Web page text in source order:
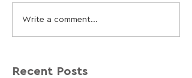
Write a comment...
Recent Posts